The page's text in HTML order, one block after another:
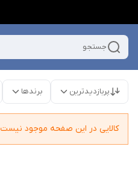
جستجو
پربازدیدترین برندها
کالایی در این صفحه موجود نیست